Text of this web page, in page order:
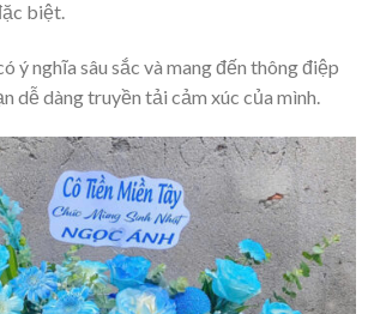
biệt.
ý nghĩa sâu sắc và mang đến thông điệp
dễ dàng truyền tải cảm xúc của mình.